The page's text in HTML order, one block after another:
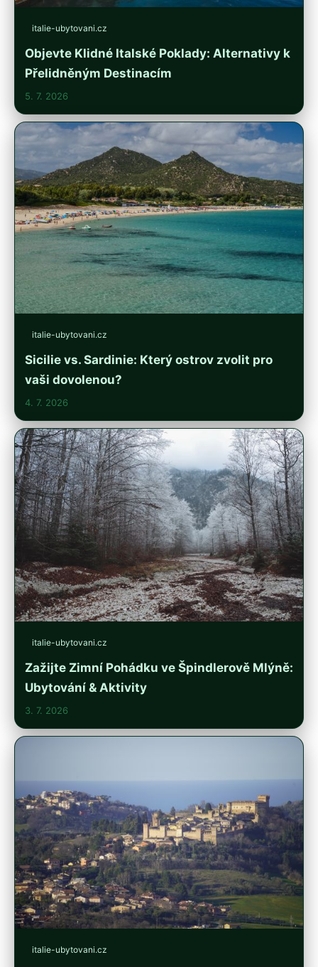
italie-ubytovani.cz
Objevte Klidné Italské Poklady: Alternativy k
Přelidněným Destinacím
5. 7. 2026
italie-ubytovani.cz
Sicilie vs. Sardinie: Který ostrov zvolit pro
vaši dovolenou?
4. 7. 2026
italie-ubytovani.cz
Zažijte Zimní Pohádku ve Špindlerově Mlýně:
Ubytování & Aktivity
3. 7. 2026
italie-ubytovani.cz